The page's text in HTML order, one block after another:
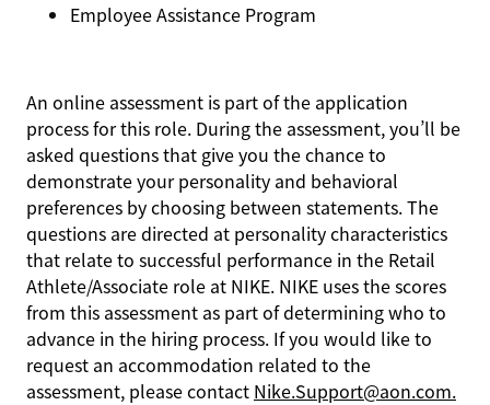
Employee Assistance Program
An online assessment is part of the application
process for this role. During the assessment, you’ll be
asked questions that give you the chance to
demonstrate your personality and behavioral
preferences by choosing between statements. The
questions are directed at personality characteristics
that relate to successful performance in the Retail
Athlete/Associate role at NIKE. NIKE uses the scores
from this assessment as part of determining who to
advance in the hiring process. If you would like to
request an accommodation related to the
assessment, please contact Nike.Support@aon.com.